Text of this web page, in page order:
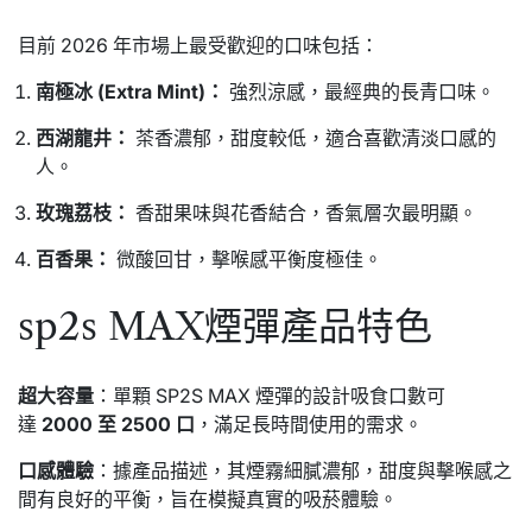
目前 2026 年市場上最受歡迎的口味包括：
南極冰 (Extra Mint)： 強烈涼感，最經典的長青口味。
西湖龍井： 茶香濃郁，甜度較低，適合喜歡清淡口感的
人。
玫瑰荔枝： 香甜果味與花香結合，香氣層次最明顯。
百香果： 微酸回甘，擊喉感平衡度極佳。
sp2s MAX煙彈產品特色
超大容量 ：單顆 SP2S MAX 煙彈的設計吸食口數可
達 2000 至 2500 口 ，滿足長時間使用的需求。
口感體驗 ：據產品描述，其煙霧細膩濃郁，甜度與擊喉感之
間有良好的平衡，旨在模擬真實的吸菸體驗。